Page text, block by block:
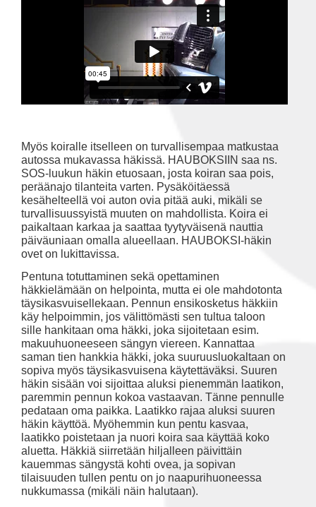
Myös koiralle itselleen on turvallisempaa matkustaa
autossa mukavassa häkissä. HAUBOKSIIN saa ns.
SOS-luukun häkin etuosaan, josta koiran saa pois,
peräänajo tilanteita varten. Pysäköitäessä
kesähelteellä voi auton ovia pitää auki, mikäli se
turvallisuussyistä muuten on mahdollista. Koira ei
paikaltaan karkaa ja saattaa tyytyväisenä nauttia
päiväuniaan omalla alueellaan. HAUBOKSI-häkin
ovet on lukittavissa.
Pentuna totuttaminen sekä opettaminen
häkkielämään on helpointa, mutta ei ole mahdotonta
täysikasvuisellekaan. Pennun ensikosketus häkkiin
käy helpoimmin, jos välittömästi sen tultua taloon
sille hankitaan oma häkki, joka sijoitetaan esim.
makuuhuoneeseen sängyn viereen. Kannattaa
saman tien hankkia häkki, joka suuruusluokaltaan on
sopiva myös täysikasvuisena käytettäväksi. Suuren
häkin sisään voi sijoittaa aluksi pienemmän laatikon,
paremmin pennun kokoa vastaavan. Tänne pennulle
pedataan oma paikka. Laatikko rajaa aluksi suuren
häkin käyttöä. Myöhemmin kun pentu kasvaa,
laatikko poistetaan ja nuori koira saa käyttää koko
aluetta. Häkkiä siirretään hiljalleen päivittäin
kauemmas sängystä kohti ovea, ja sopivan
tilaisuuden tullen pentu on jo naapurihuoneessa
nukkumassa (mikäli näin halutaan).